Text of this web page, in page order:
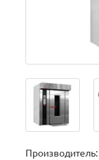
Производитель: